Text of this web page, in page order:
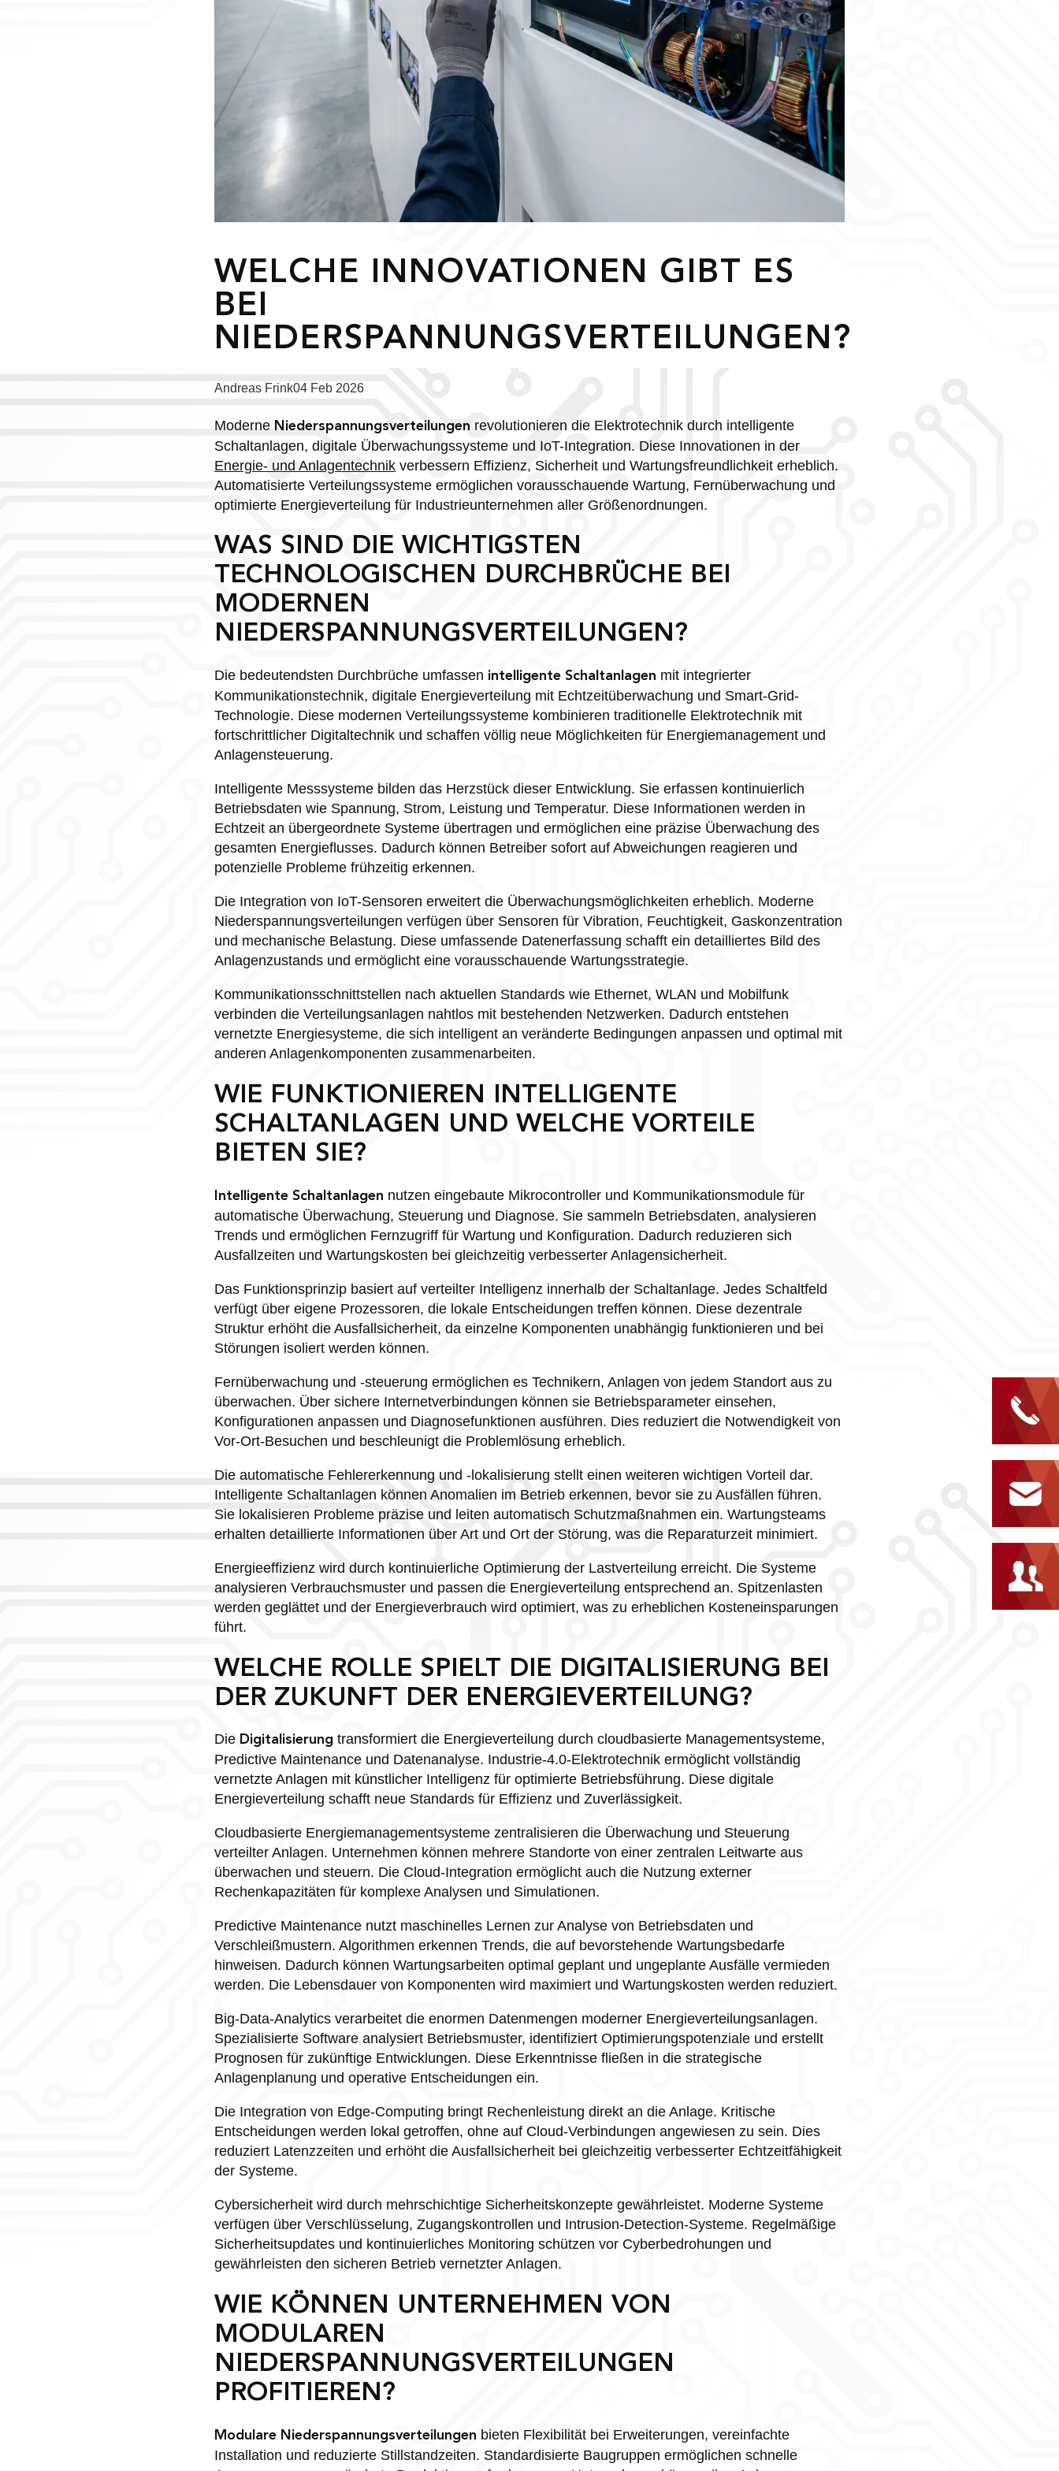
WELCHE INNOVATIONEN GIBT ES
BEI
NIEDERSPANNUNGSVERTEILUNGEN?
Posted
Andreas Frink04 Feb 2026
Moderne Niederspannungsverteilungen revolutionieren die Elektrotechnik durch intelligente
Schaltanlagen, digitale Überwachungssysteme und IoT-Integration. Diese Innovationen in der
Energie- und Anlagentechnik verbessern Effizienz, Sicherheit und Wartungsfreundlichkeit erheblich.
Automatisierte Verteilungssysteme ermöglichen vorausschauende Wartung, Fernüberwachung und
optimierte Energieverteilung für Industrieunternehmen aller Größenordnungen.
WAS SIND DIE WICHTIGSTEN
TECHNOLOGISCHEN DURCHBRÜCHE BEI
MODERNEN
NIEDERSPANNUNGSVERTEILUNGEN?
Die bedeutendsten Durchbrüche umfassen intelligente Schaltanlagen mit integrierter
Kommunikationstechnik, digitale Energieverteilung mit Echtzeitüberwachung und Smart-Grid-
Technologie. Diese modernen Verteilungssysteme kombinieren traditionelle Elektrotechnik mit
fortschrittlicher Digitaltechnik und schaffen völlig neue Möglichkeiten für Energiemanagement und
Anlagensteuerung.
Intelligente Messsysteme bilden das Herzstück dieser Entwicklung. Sie erfassen kontinuierlich
Betriebsdaten wie Spannung, Strom, Leistung und Temperatur. Diese Informationen werden in
Echtzeit an übergeordnete Systeme übertragen und ermöglichen eine präzise Überwachung des
gesamten Energieflusses. Dadurch können Betreiber sofort auf Abweichungen reagieren und
potenzielle Probleme frühzeitig erkennen.
Die Integration von IoT-Sensoren erweitert die Überwachungsmöglichkeiten erheblich. Moderne
Niederspannungsverteilungen verfügen über Sensoren für Vibration, Feuchtigkeit, Gaskonzentration
und mechanische Belastung. Diese umfassende Datenerfassung schafft ein detailliertes Bild des
Anlagenzustands und ermöglicht eine vorausschauende Wartungsstrategie.
Kommunikationsschnittstellen nach aktuellen Standards wie Ethernet, WLAN und Mobilfunk
verbinden die Verteilungsanlagen nahtlos mit bestehenden Netzwerken. Dadurch entstehen
vernetzte Energiesysteme, die sich intelligent an veränderte Bedingungen anpassen und optimal mit
anderen Anlagenkomponenten zusammenarbeiten.
WIE FUNKTIONIEREN INTELLIGENTE
SCHALTANLAGEN UND WELCHE VORTEILE
BIETEN SIE?
Intelligente Schaltanlagen nutzen eingebaute Mikrocontroller und Kommunikationsmodule für
automatische Überwachung, Steuerung und Diagnose. Sie sammeln Betriebsdaten, analysieren
Trends und ermöglichen Fernzugriff für Wartung und Konfiguration. Dadurch reduzieren sich
Ausfallzeiten und Wartungskosten bei gleichzeitig verbesserter Anlagensicherheit.
Das Funktionsprinzip basiert auf verteilter Intelligenz innerhalb der Schaltanlage. Jedes Schaltfeld
verfügt über eigene Prozessoren, die lokale Entscheidungen treffen können. Diese dezentrale
Struktur erhöht die Ausfallsicherheit, da einzelne Komponenten unabhängig funktionieren und bei
Störungen isoliert werden können.
Fernüberwachung und -steuerung ermöglichen es Technikern, Anlagen von jedem Standort aus zu
überwachen. Über sichere Internetverbindungen können sie Betriebsparameter einsehen,
Konfigurationen anpassen und Diagnosefunktionen ausführen. Dies reduziert die Notwendigkeit von
Vor-Ort-Besuchen und beschleunigt die Problemlösung erheblich.
Die automatische Fehlererkennung und -lokalisierung stellt einen weiteren wichtigen Vorteil dar.
Intelligente Schaltanlagen können Anomalien im Betrieb erkennen, bevor sie zu Ausfällen führen.
Sie lokalisieren Probleme präzise und leiten automatisch Schutzmaßnahmen ein. Wartungsteams
erhalten detaillierte Informationen über Art und Ort der Störung, was die Reparaturzeit minimiert.
Energieeffizienz wird durch kontinuierliche Optimierung der Lastverteilung erreicht. Die Systeme
analysieren Verbrauchsmuster und passen die Energieverteilung entsprechend an. Spitzenlasten
werden geglättet und der Energieverbrauch wird optimiert, was zu erheblichen Kosteneinsparungen
führt.
WELCHE ROLLE SPIELT DIE DIGITALISIERUNG BEI
DER ZUKUNFT DER ENERGIEVERTEILUNG?
Die Digitalisierung transformiert die Energieverteilung durch cloudbasierte Managementsysteme,
Predictive Maintenance und Datenanalyse. Industrie-4.0-Elektrotechnik ermöglicht vollständig
vernetzte Anlagen mit künstlicher Intelligenz für optimierte Betriebsführung. Diese digitale
Energieverteilung schafft neue Standards für Effizienz und Zuverlässigkeit.
Cloudbasierte Energiemanagementsysteme zentralisieren die Überwachung und Steuerung
verteilter Anlagen. Unternehmen können mehrere Standorte von einer zentralen Leitwarte aus
überwachen und steuern. Die Cloud-Integration ermöglicht auch die Nutzung externer
Rechenkapazitäten für komplexe Analysen und Simulationen.
Predictive Maintenance nutzt maschinelles Lernen zur Analyse von Betriebsdaten und
Verschleißmustern. Algorithmen erkennen Trends, die auf bevorstehende Wartungsbedarfe
hinweisen. Dadurch können Wartungsarbeiten optimal geplant und ungeplante Ausfälle vermieden
werden. Die Lebensdauer von Komponenten wird maximiert und Wartungskosten werden reduziert.
Big-Data-Analytics verarbeitet die enormen Datenmengen moderner Energieverteilungsanlagen.
Spezialisierte Software analysiert Betriebsmuster, identifiziert Optimierungspotenziale und erstellt
Prognosen für zukünftige Entwicklungen. Diese Erkenntnisse fließen in die strategische
Anlagenplanung und operative Entscheidungen ein.
Die Integration von Edge-Computing bringt Rechenleistung direkt an die Anlage. Kritische
Entscheidungen werden lokal getroffen, ohne auf Cloud-Verbindungen angewiesen zu sein. Dies
reduziert Latenzzeiten und erhöht die Ausfallsicherheit bei gleichzeitig verbesserter Echtzeitfähigkeit
der Systeme.
Cybersicherheit wird durch mehrschichtige Sicherheitskonzepte gewährleistet. Moderne Systeme
verfügen über Verschlüsselung, Zugangskontrollen und Intrusion-Detection-Systeme. Regelmäßige
Sicherheitsupdates und kontinuierliches Monitoring schützen vor Cyberbedrohungen und
gewährleisten den sicheren Betrieb vernetzter Anlagen.
WIE KÖNNEN UNTERNEHMEN VON
MODULAREN
NIEDERSPANNUNGSVERTEILUNGEN
PROFITIEREN?
Modulare Niederspannungsverteilungen bieten Flexibilität bei Erweiterungen, vereinfachte
Installation und reduzierte Stillstandzeiten. Standardisierte Baugruppen ermöglichen schnelle